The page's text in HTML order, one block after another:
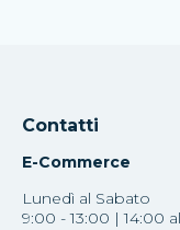
Contatti
E-Commerce
Lunedì al Sabato
9:00 - 13:00 | 14:00